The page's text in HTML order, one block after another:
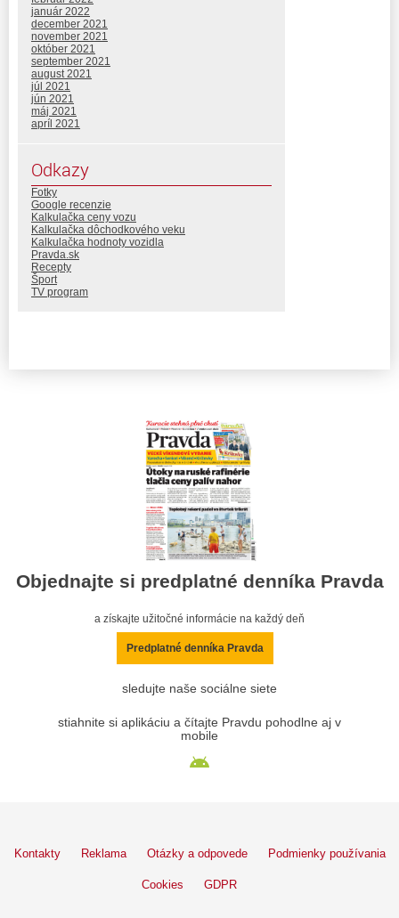
január 2022
december 2021
november 2021
október 2021
september 2021
august 2021
júl 2021
jún 2021
máj 2021
apríl 2021
Odkazy
Fotky
Google recenzie
Kalkulačka ceny vozu
Kalkulačka dôchodkového veku
Kalkulačka hodnoty vozidla
Pravda.sk
Recepty
Šport
TV program
Objednajte si predplatné denníka Pravda
a získajte užitočné informácie na každý deň
Predplatné denníka Pravda
sledujte naše sociálne siete
stiahnite si aplikáciu a čítajte Pravdu pohodlne aj v
mobile
Kontakty Reklama Otázky a odpovede Podmienky používania
Cookies GDPR